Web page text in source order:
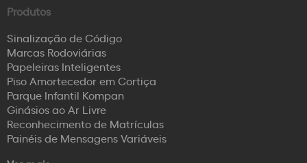
Produtos
Sinalização de Código
Marcas Rodoviárias
Papeleiras Inteligentes
Piso Amortecedor em Cortiça
Parque Infantil Kompan
Ginásios ao Ar Livre
Reconhecimento de Matrículas
Painéis de Mensagens Variáveis